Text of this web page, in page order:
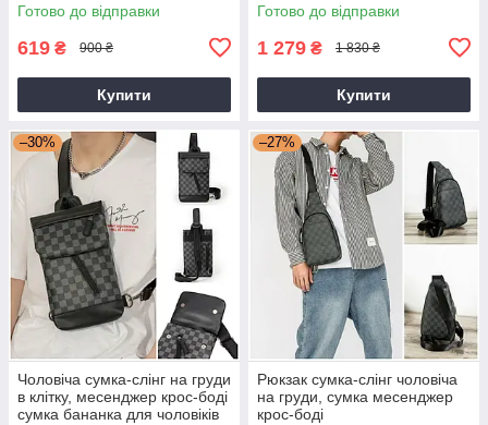
Готово до відправки
619 ₴ 900 ₴
Купити
Готово до відправки
1 279 ₴ 1 830 ₴
Купити
–30%
Чоловіча сумка-слінг на груди
в клітку, месенджер крос-боді
сумка бананка для чоловіків
–27%
Рюкзак сумка-слінг чоловіча
на груди, сумка месенджер
крос-боді